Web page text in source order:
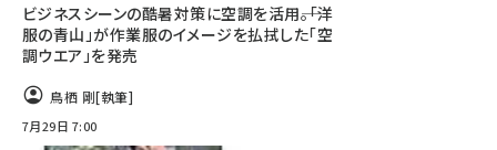
ビジネスシーンの酷暑対策に空調を活用――。「洋
服の青山」が作業服のイメージを払拭した「空
調ウエア」を発売
鳥栖 剛[執筆]
7月29日 7:00